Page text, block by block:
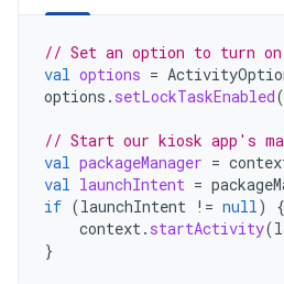
// Set an option to turn
val options =
options . setLockTaskEnabled(
// Start our kiosk app's
val packageManager =
val launchIntent =
if (launchIntent != null)
{
context. startActivity(
}